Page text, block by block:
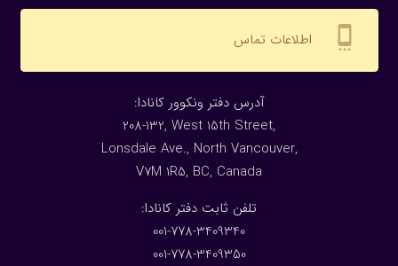
settings_cell اطلاعات تماس
:آدرس دفتر ونکوور کانادا
208-132, West 15th Street,
Lonsdale Ave., North Vancouver,
V7M 1R5, BC, Canada
:تلفن ثابت دفتر کانادا
001-778-3409340
001-778-3409350